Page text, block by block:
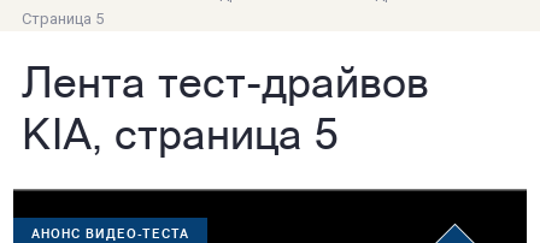
Страница 5
Лента тест-драйвов
KIA, страница 5
АНОНС ВИДЕО-ТЕСТА